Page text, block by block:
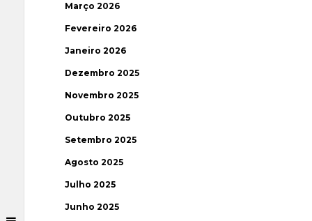
Março 2026
Fevereiro 2026
Janeiro 2026
Dezembro 2025
Novembro 2025
Outubro 2025
Setembro 2025
Agosto 2025
Julho 2025
Junho 2025